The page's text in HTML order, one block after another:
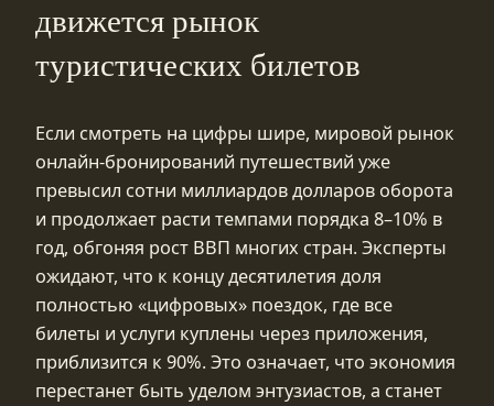
движется рынок
туристических билетов
Если смотреть на цифры шире, мировой рынок
онлайн-бронирований путешествий уже
превысил сотни миллиардов долларов оборота
и продолжает расти темпами порядка 8–10% в
год, обгоняя рост ВВП многих стран. Эксперты
ожидают, что к концу десятилетия доля
полностью «цифровых» поездок, где все
билеты и услуги куплены через приложения,
приблизится к 90%. Это означает, что экономия
перестанет быть уделом энтузиастов, а станет